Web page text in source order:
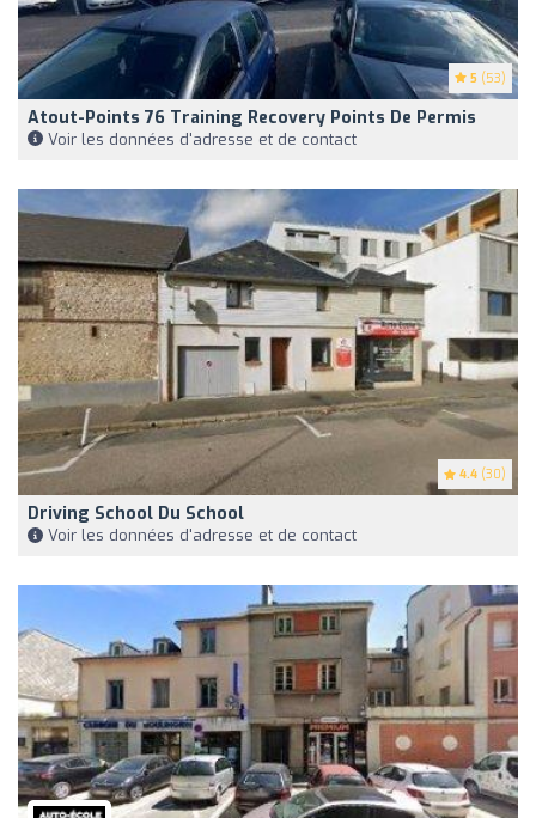
5 (53)
Atout-Points 76 Training Recovery Points De Permis
Voir les données d'adresse et de contact
4.4 (30)
Driving School Du School
Voir les données d'adresse et de contact